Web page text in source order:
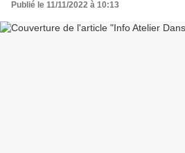
Publié le 11/11/2022 à 10:13